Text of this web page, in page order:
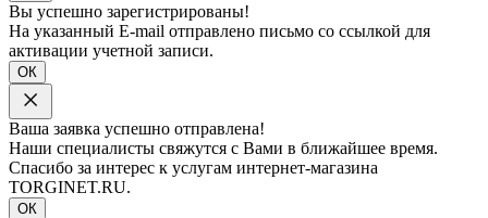
Вы успешно зарегистрированы!
На указанный E-mail отправлено письмо со ссылкой для
активации учетной записи.
ОК
Ваша заявка успешно отправлена!
Наши специалисты свяжутся с Вами в ближайшее время.
Спасибо за интерес к услугам интернет-магазина
TORGINET.RU.
ОК